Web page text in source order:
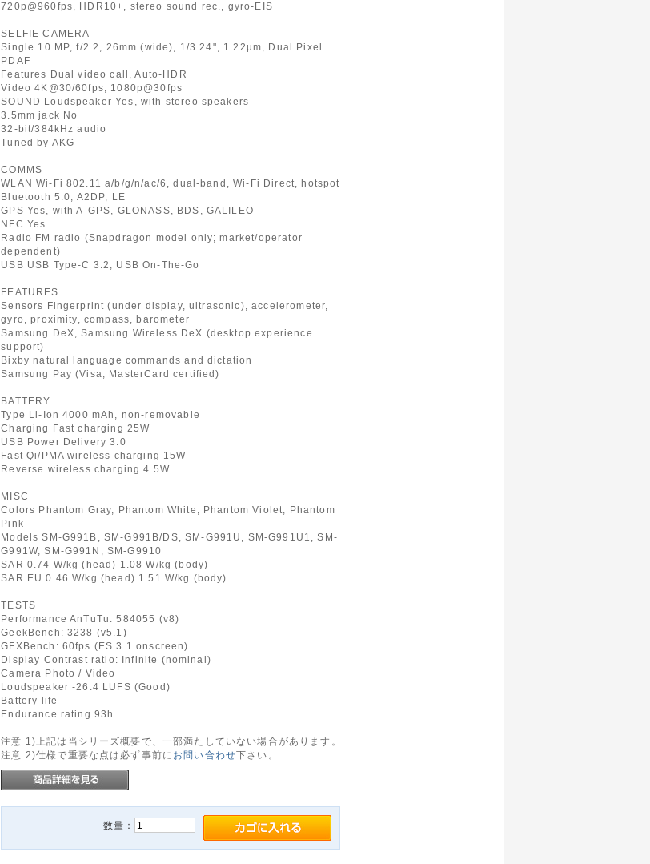
720p@960fps, HDR10+, stereo sound rec., gyro-EIS
SELFIE CAMERA
Single 10 MP, f/2.2, 26mm (wide), 1/3.24", 1.22µm, Dual Pixel
PDAF
Features Dual video call, Auto-HDR
Video 4K@30/60fps, 1080p@30fps
SOUND Loudspeaker Yes, with stereo speakers
3.5mm jack No
32-bit/384kHz audio
Tuned by AKG
COMMS
WLAN Wi-Fi 802.11 a/b/g/n/ac/6, dual-band, Wi-Fi Direct, hotspot
Bluetooth 5.0, A2DP, LE
GPS Yes, with A-GPS, GLONASS, BDS, GALILEO
NFC Yes
Radio FM radio (Snapdragon model only; market/operator
dependent)
USB USB Type-C 3.2, USB On-The-Go
FEATURES
Sensors Fingerprint (under display, ultrasonic), accelerometer,
gyro, proximity, compass, barometer
Samsung DeX, Samsung Wireless DeX (desktop experience
support)
Bixby natural language commands and dictation
Samsung Pay (Visa, MasterCard certified)
BATTERY
Type Li-Ion 4000 mAh, non-removable
Charging Fast charging 25W
USB Power Delivery 3.0
Fast Qi/PMA wireless charging 15W
Reverse wireless charging 4.5W
MISC
Colors Phantom Gray, Phantom White, Phantom Violet, Phantom
Pink
Models SM-G991B, SM-G991B/DS, SM-G991U, SM-G991U1, SM-
G991W, SM-G991N, SM-G9910
SAR 0.74 W/kg (head) 1.08 W/kg (body)
SAR EU 0.46 W/kg (head) 1.51 W/kg (body)
TESTS
Performance AnTuTu: 584055 (v8)
GeekBench: 3238 (v5.1)
GFXBench: 60fps (ES 3.1 onscreen)
Display Contrast ratio: Infinite (nominal)
Camera Photo / Video
Loudspeaker -26.4 LUFS (Good)
Battery life
Endurance rating 93h
注意 1)上記は当シリーズ概要で、一部満たしていない場合があります。
注意 2)仕様で重要な点は必ず事前に お問い合わせ下さい。
数量：